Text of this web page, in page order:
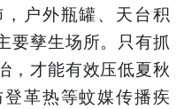
户外瓶罐、天台积
要孳生场所。只有抓
，才能有效压低夏秋
革热等蚊媒传播疾